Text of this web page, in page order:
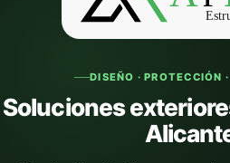
DISEÑO · PROTECCIÓN
Soluciones